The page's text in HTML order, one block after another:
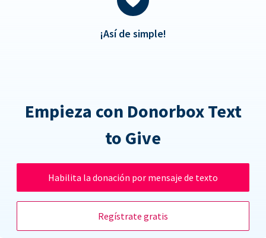
¡Así de simple!
Empieza con Donorbox Text
to Give
Habilita la donación por mensaje de texto
Regístrate gratis